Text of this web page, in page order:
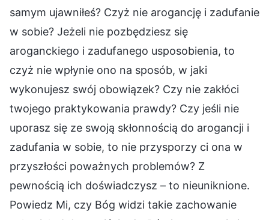
samym ujawniłeś? Czyż nie arogancję i zadufanie
w sobie? Jeżeli nie pozbędziesz się
aroganckiego i zadufanego usposobienia, to
czyż nie wpłynie ono na sposób, w jaki
wykonujesz swój obowiązek? Czy nie zakłóci
twojego praktykowania prawdy? Czy jeśli nie
uporasz się ze swoją skłonnością do arogancji i
zadufania w sobie, to nie przysporzy ci ona w
przyszłości poważnych problemów? Z
pewnością ich doświadczysz – to nieuniknione.
Powiedz Mi, czy Bóg widzi takie zachowanie